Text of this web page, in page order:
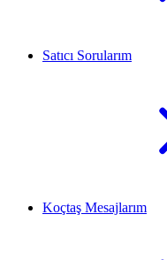
Satıcı Sorularım
Koçtaş Mesajlarım